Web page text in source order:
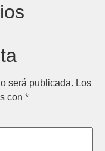
será publicada. Los
con *